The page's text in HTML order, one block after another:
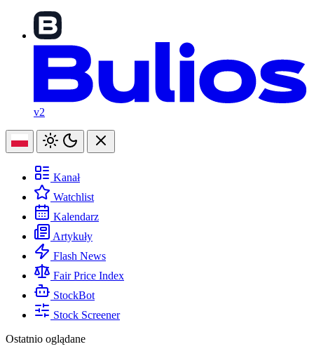
v2
Kanał
Watchlist
Kalendarz
Artykuły
Flash News
Fair Price Index
StockBot
Stock Screener
Ostatnio oglądane